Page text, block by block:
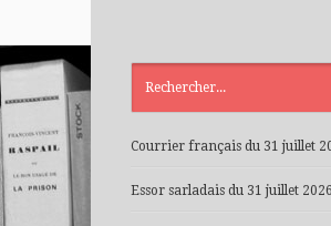
Courrier français du 31 juillet
Essor sarladais du 31 juillet